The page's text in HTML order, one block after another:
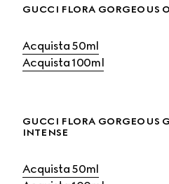
GUCCI FLORA GORGEOUS
Acquista 50ml
Acquista 100ml
GUCCI FLORA GORGEOUS
INTENSE
Acquista 50ml